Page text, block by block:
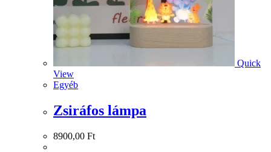
Quick
View
Egyéb
Zsiráfos lámpa
8900,00 Ft